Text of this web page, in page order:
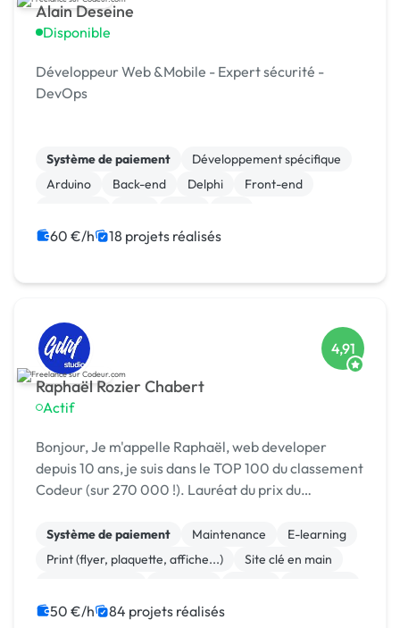
Alain Deseine
Disponible
Développeur Web &Mobile - Expert sécurité -
DevOps
Système de paiement
Développement spécifique
Arduino
Back-end Delphi
Front-end
60 €/h 18 projets réalisés
Raphaël Rozier Chabert
Actif
4,91
Bonjour, Je m'appelle Raphaël, web developer
depuis 10 ans, je suis dans le TOP 100 du classement
Codeur (sur 270 000 !). Lauréat du prix du
une agence et serais votre interlocuteur direct ...
Système de paiement Maintenance
E-learning
Print (flyer, plaquette, affiche...)
Site clé en main
Mise en page
50 €/h 84 projets réalisés